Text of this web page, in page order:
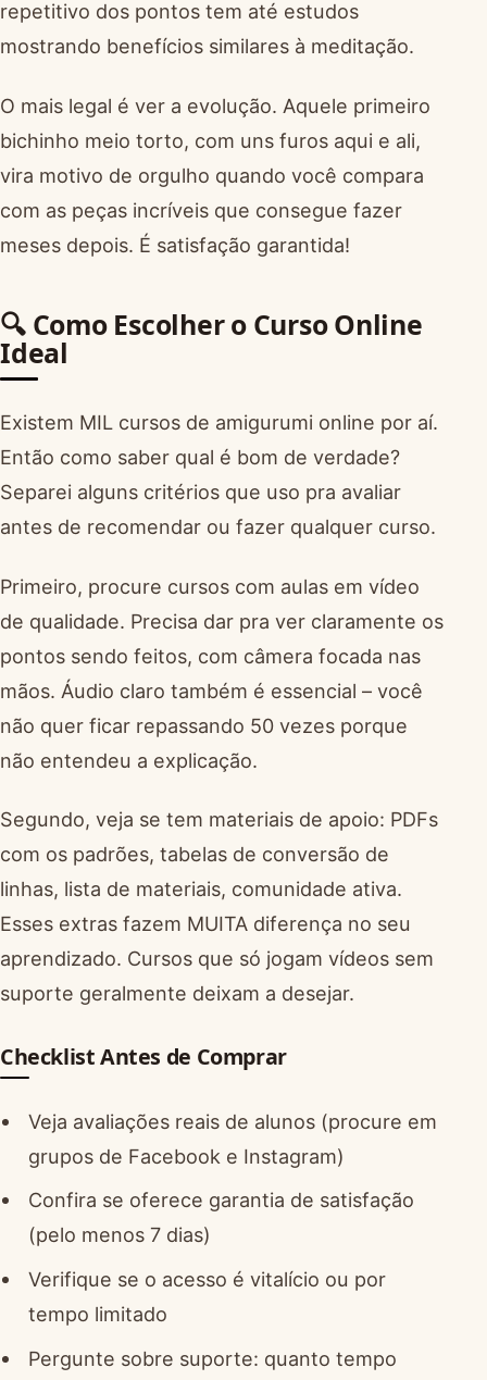
repetitivo dos pontos tem até estudos
mostrando benefícios similares à meditação.
O mais legal é ver a evolução. Aquele primeiro
bichinho meio torto, com uns furos aqui e ali,
vira motivo de orgulho quando você compara
com as peças incríveis que consegue fazer
meses depois. É satisfação garantida!
🔍 Como Escolher o Curso Online
Ideal
Existem MIL cursos de amigurumi online por aí.
Então como saber qual é bom de verdade?
Separei alguns critérios que uso pra avaliar
antes de recomendar ou fazer qualquer curso.
Primeiro, procure cursos com aulas em vídeo
de qualidade. Precisa dar pra ver claramente os
pontos sendo feitos, com câmera focada nas
mãos. Áudio claro também é essencial – você
não quer ficar repassando 50 vezes porque
não entendeu a explicação.
Segundo, veja se tem materiais de apoio: PDFs
com os padrões, tabelas de conversão de
linhas, lista de materiais, comunidade ativa.
Esses extras fazem MUITA diferença no seu
aprendizado. Cursos que só jogam vídeos sem
suporte geralmente deixam a desejar.
Checklist Antes de Comprar
Veja avaliações reais de alunos (procure em
grupos de Facebook e Instagram)
Confira se oferece garantia de satisfação
(pelo menos 7 dias)
Verifique se o acesso é vitalício ou por
tempo limitado
Pergunte sobre suporte: quanto tempo